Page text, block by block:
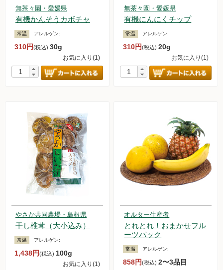
無茶々園・愛媛県
有機かんそうカボチャ
常温 アレルゲン:
310円(税込) 30g
お気に入り(1)
無茶々園・愛媛県
有機にんにくチップ
常温 アレルゲン:
310円(税込)20g
お気に入り(1)
やさか共同農場・島根県
干し椎茸（大小込み）
常温 アレルゲン:
1,438円(税込) 100g
お気に入り(1)
オルター生産者
とれとれ！おまかせフル
ーツパック
常温 アレルゲン:
858円(税込)2〜3品目